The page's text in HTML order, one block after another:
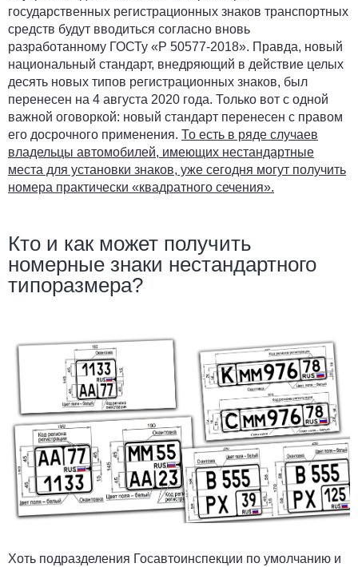
государственных регистрационных знаков транспортных
средств будут вводиться согласно вновь
разработанному ГОСТу «Р 50577-2018». Правда, новый
национальный стандарт, внедряющий в действие целых
десять новых типов регистрационных знаков, был
перенесен на 4 августа 2020 года. Только вот с одной
важной оговоркой: новый стандарт перенесен с правом
его досрочного применения. То есть в ряде случаев
владельцы автомобилей, имеющих нестандартные
места для установки знаков, уже сегодня могут получить
номера практически «квадратного сечения».
Кто и как может получить
номерные знаки нестандартного
типоразмера?
Хоть подразделения Госавтоинспекции по умолчанию и